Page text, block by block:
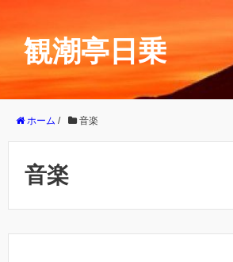
観潮亭日乗
ホーム / 音楽
音楽